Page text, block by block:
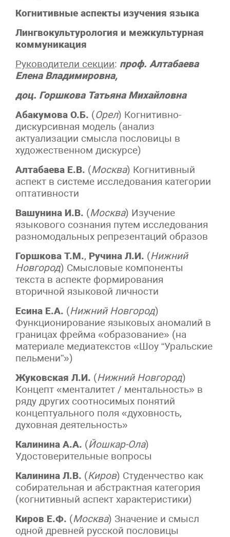
Когнитивные аспекты изучения языка
Лингвокультурология и межкультурная
коммуникация
Руководители секции: проф. Алтабаева
Елена Владимировна,
доц. Горшкова Татьяна Михайловна
Абакумова О.Б. (Орел) Когнитивно-
дискурсивная модель (анализ
актуализации смысла пословицы в
художественном дискурсе)
Алтабаева Е.В. (Москва) Когнитивный
аспект в системе исследования категории
оптативности
Вашунина И.В. (Москва) Изучение
языкового сознания путем исследования
разномодальных репрезентаций образов
Горшкова Т.М., Ручина Л.И. (Нижний
Новгород) Смысловые компоненты
текста в аспекте формирования
вторичной языковой личности
Есина Е.А. (Нижний Новгород)
Функционирование языковых аномалий в
границах фрейма «образование» (на
материале медиатекстов «Шоу “Уральские
пельмени”»)
Жуковская Л.И. (Нижний Новгород)
Концепт «менталитет / ментальность» в
ряду других соотносимых понятий
концептуального поля «духовность,
духовная деятельность»
Калинина А.А. (Йошкар-Ола)
Удостоверительные вопросы
Калинина Л.В. (Киров) Студенчество как
собирательная и абстрактная категория
(когнитивный аспект характеристики)
Киров Е.Ф. (Москва) Значение и смысл
одной древней русской пословицы